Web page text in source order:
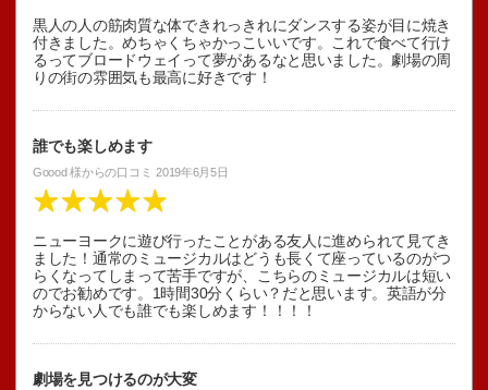
黒人の人の筋肉質な体できれっきれにダンスする姿が目に焼き
付きました。めちゃくちゃかっこいいです。これで食べて行け
るってブロードウェイって夢があるなと思いました。劇場の周
りの街の雰囲気も最高に好きです！
誰でも楽しめます
Goood 様からの口コミ 2019年6月5日
ニューヨークに遊び行ったことがある友人に進められて見てき
ました！通常のミュージカルはどうも長くて座っているのがつ
らくなってしまって苦手ですが、こちらのミュージカルは短い
のでお勧めです。1時間30分くらい？だと思います。英語が分
からない人でも誰でも楽しめます！！！！
劇場を見つけるのが大変